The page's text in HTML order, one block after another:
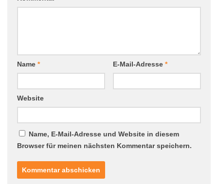
Name * E-Mail-Adresse *
Website
Name, E-Mail-Adresse und Website in diesem
Browser für meinen nächsten Kommentar speichern.